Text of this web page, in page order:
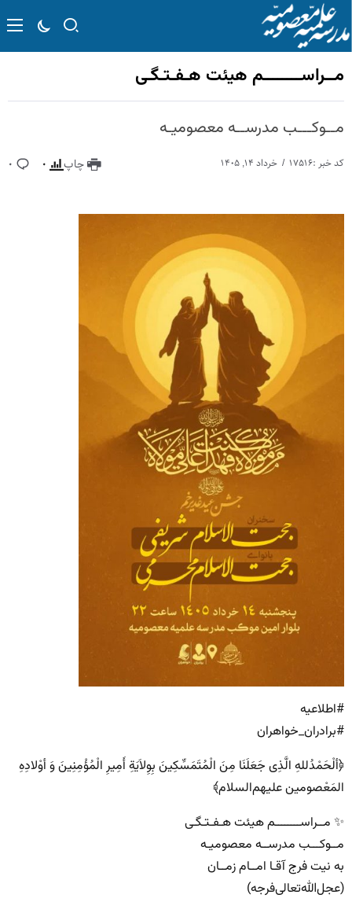
مــراســــــــم هیئت هـفـتـگـی
مــوکـــب مدرســه معصومیـه
کد خبر :۱۷۵۱۶ خرداد ۱۴, ۱۴۰۵ چاپ ۰ ۰
#اطلاعیه
#برادران_خواهران
﴿ألْحَمْدُللهِ الَّذِی جَعَلَنَا مِنَ الْمُتَمَسِّکِینَ بِوِلاَیَةِ أَمِیرِ الْمُؤْمِنِینَ وَ أوْلادِهِ
المَعْصومین علیهم‌السلام﴾
✨ مــراســــــــم هیئت هـفـتـگـی
مــوکـــب مدرســه معصومیـه
به نیت فرج آقـا امــام زمــان
(عجل‌الله‌تعالی‌فرجه)